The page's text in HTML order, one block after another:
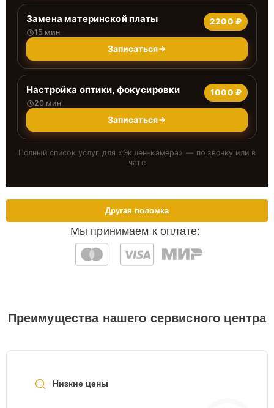
Замена материнской платы
15 мин
2200 ₽
Записаться
Настройка оптики, фокусировки
20 мин
1000 ₽
Записаться
Полный список услуг для « Экшен-камера» — по звонку или в
чате
Мы принимаем к оплате:
Другая поломка
Преимущества нашего сервисного центра
Низкие цены